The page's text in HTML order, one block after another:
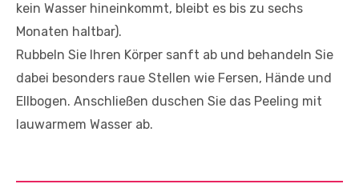
kein Wasser hineinkommt, bleibt es bis zu sechs
Monaten haltbar).
Rubbeln Sie Ihren Körper sanft ab und behandeln Sie
dabei besonders raue Stellen wie Fersen, Hände und
Ellbogen. Anschließen duschen Sie das Peeling mit
lauwarmem Wasser ab.